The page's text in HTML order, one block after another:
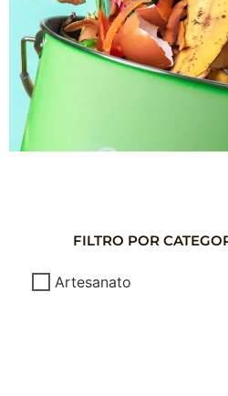
Composte
FILTRO POR
Artesanato